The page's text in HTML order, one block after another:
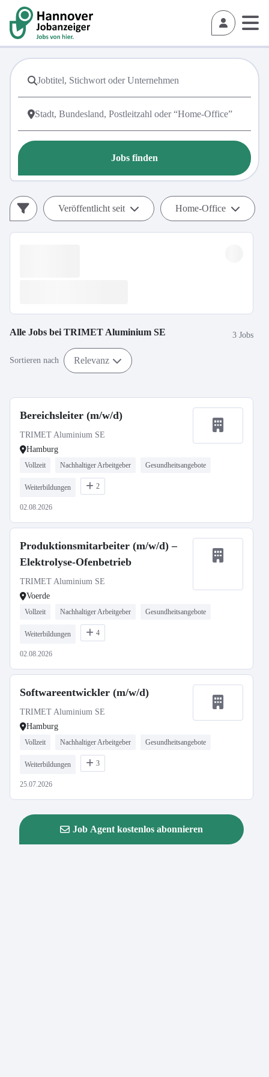
Jobs finden
Veröffentlicht seit Home-Office
Alle Jobs bei TRIMET Aluminium SE 3 Jobs
Sortieren nach Relevanz
Bereichsleiter (m/w/d)
TRIMET Aluminium SE
Hamburg
Vollzeit Nachhaltiger Arbeitgeber Gesundheitsangebote
Weiterbildungen 2
02.08.2026
Produktionsmitarbeiter (m/w/d) –
Elektrolyse-Ofenbetrieb
TRIMET Aluminium SE
Voerde
Vollzeit Nachhaltiger Arbeitgeber Gesundheitsangebote
Weiterbildungen 4
02.08.2026
Softwareentwickler (m/w/d)
TRIMET Aluminium SE
Hamburg
Vollzeit Nachhaltiger Arbeitgeber Gesundheitsangebote
Weiterbildungen 3
25.07.2026
Job Agent kostenlos abonnieren